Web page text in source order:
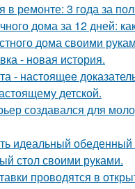
в ремонте: 3 года за
дома за 12 дней:
дома своими
- новая история.
- настоящее
детской.
создавался для
идеальный
стол своими руками.
проводятся в